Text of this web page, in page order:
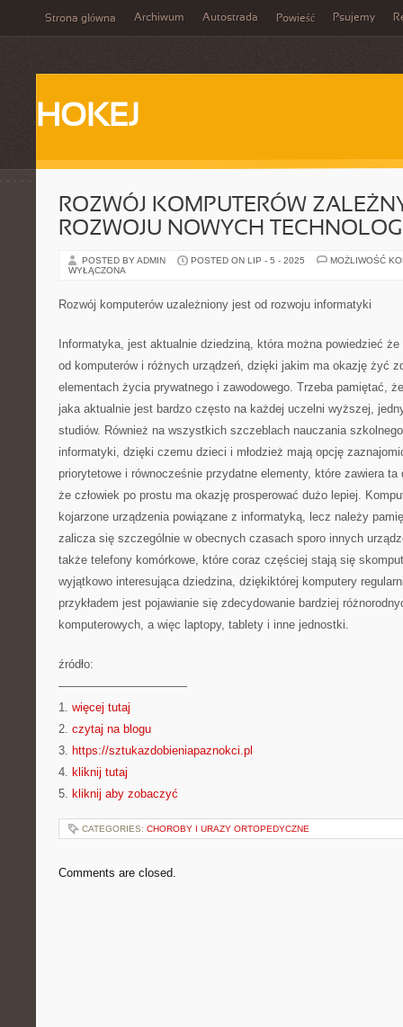
Strona główna Archiwum Autostrada Powieść Psujemy
HOKEJ
ROZWÓJ KOMPUTERÓW
ROZWOJU NOWYCH
POSTED BY ADMIN POSTED ON LIP - 5 - 2025
MOŻLIWOŚĆ
WYŁĄCZONA
Rozwój komputerów uzależniony jest od rozwoju informatyki
Informatyka, jest aktualnie dziedziną, która można powiedzieć
od komputerów i różnych urządzeń, dzięki jakim ma okazję żyć
elementach życia prywatnego i zawodowego. Trzeba pamiętać,
jaka aktualnie jest bardzo często na każdej uczelni wyższej,
studiów. Również na wszystkich szczeblach nauczania
informatyki, dzięki czemu dzieci i młodzież mają opcję
priorytetowe i równocześnie przydatne elementy, które zawiera
że człowiek po prostu ma okazję prosperować dużo lepiej.
kojarzone urządzenia powiązane z informatyką, lecz należy
zalicza się szczególnie w obecnych czasach sporo innych
także telefony komórkowe, które coraz częściej stają się
wyjątkowo interesująca dziedzina, dziękiktórej komputery
przykładem jest pojawianie się zdecydowanie bardziej
komputerowych, a więc laptopy, tablety i inne jednostki.
źródło:
———————————
1. więcej tutaj
2. czytaj na blogu
3. https://sztukazdobieniapaznokci.pl
4. kliknij tutaj
5. kliknij aby zobaczyć
CATEGORIES: CHOROBY I URAZY ORTOPEDYCZNE
Comments are closed.